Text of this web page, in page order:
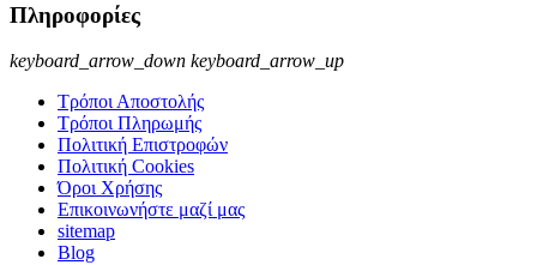
Πληροφορίες
keyboard_arrow_down keyboard_arrow_up
Τρόποι Αποστολής
Τρόποι Πληρωμής
Πολιτική Επιστροφών
Πολιτική Cookies
Όροι Χρήσης
Επικοινωνήστε μαζί μας
sitemap
Blog